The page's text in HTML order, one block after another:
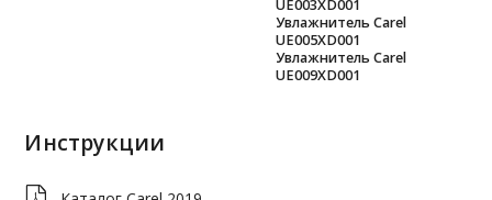
UE003XD001
Увлажнитель Carel
UE005XD001
Увлажнитель Carel
UE009XD001
Инструкции